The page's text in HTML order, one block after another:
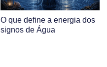
O que define a energia dos
signos de Água